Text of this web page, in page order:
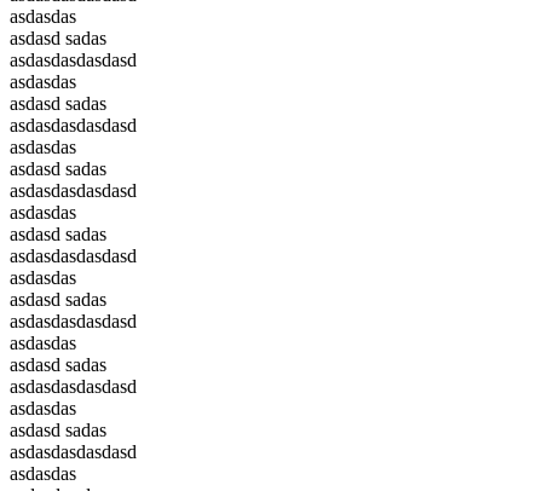
asdasdas
asdasd sadas
asdasdasdasdasd
asdasdas
asdasd sadas
asdasdasdasdasd
asdasdas
asdasd sadas
asdasdasdasdasd
asdasdas
asdasd sadas
asdasdasdasdasd
asdasdas
asdasd sadas
asdasdasdasdasd
asdasdas
asdasd sadas
asdasdasdasdasd
asdasdas
asdasd sadas
asdasdasdasdasd
asdasdas